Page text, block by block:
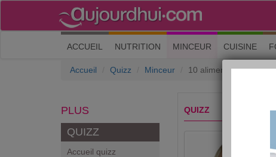
ACCUEIL (current)
NUTRITION MINCEUR CUISINE
Accueil Quizz Minceur 10 aliments interdits
PLUS
QUIZZ
Accueil quizz
QUIZZ